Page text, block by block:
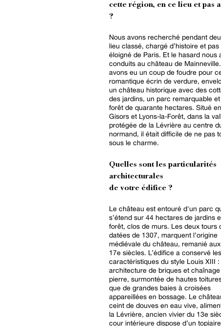
cette région, en ce lieu et pas
?
Nous avons recherché pendant
lieu classé, chargé d’histoire et pas
éloigné de Paris. Et le hasard nous
conduits au château de
avons eu un coup de foudre pour
romantique écrin de verdure,
un château historique avec des
des jardins, un parc remarquable
forêt de quarante hectares. Situé
Gisors et Lyons-la-Forêt, dans la
protégée de la Lévrière au centre
normand, il était difficile de ne pas
sous le charme.
Quelles sont les particularités
architecturales
de votre édifice ?
Le château est entouré d'un parc
s’étend sur 44 hectares de jardins
forêt, clos de murs. Les deux tours
datées de 1307, marquent l’origine
médiévale du château, remanié
17e siècles. L’édifice a conservé les
caractéristiques du style Louis XIII :
architecture de briques et
pierre, surmontée de hautes
que de grandes baies à croisées
appareillées en bossage. Le
ceint de douves en eau vive,
la Lévrière, ancien vivier du 13e
cour intérieure dispose d’un topiaire